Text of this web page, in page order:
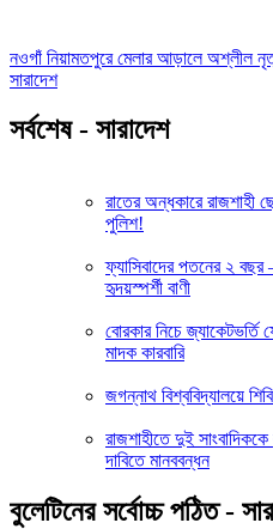
নওগাঁ নিয়ামতপুরে মেলার আড়ালে অশ্লীল
সারাদেশ
সর্বশেষ - সারাদেশ
রাতের অন্ধকারে রাজশাহী
পুলিশ!
ফ্যাসিবাদের পতনের ২
হৃদয়স্পর্শী বাণী
বোরকার নিচে জ্যাকেটভর্তি
মাদক কারবারি
জগন্নাথ বিশ্ববিদ্যালয়ে
রাজশাহীতে দুই
দাবিতে মানববন্ধন
বুলেটিনের সর্বোচ্চ পঠিত -